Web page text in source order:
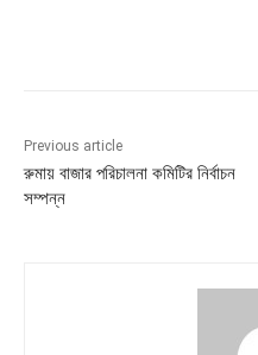
Previous article
রুমায় বাজার পরিচালনা কমিটির নির্বাচন
সম্পন্ন